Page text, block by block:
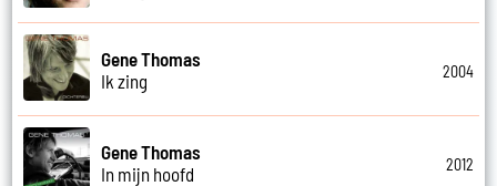
Gene Thomas
Ik zing
2004
Gene Thomas
In mijn hoofd
2012